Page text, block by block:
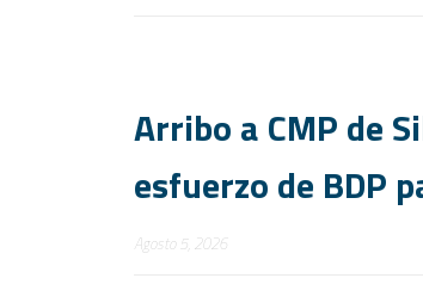
Arribo a CMP de
esfuerzo de BDP
Agosto 5, 2026